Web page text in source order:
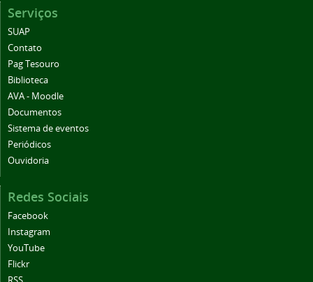
Serviços
SUAP
Contato
Pag Tesouro
Biblioteca
AVA - Moodle
Documentos
Sistema de eventos
Periódicos
Ouvidoria
Redes Sociais
Facebook
Instagram
YouTube
Flickr